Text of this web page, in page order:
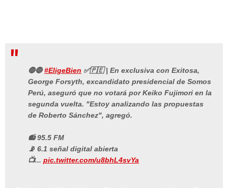
🔴🔵#EligeBien ✅🇵🇪 | En exclusiva con Exitosa,
George Forsyth, excandidato presidencial de Somos
Perú, aseguró que no votará por Keiko Fujimori en la
segunda vuelta. "Estoy analizando las propuestas
de Roberto Sánchez", agregó.
📻 95.5 FM
📡 6.1 señal digital abierta
📺... pic.twitter.com/u8bhL4svYa